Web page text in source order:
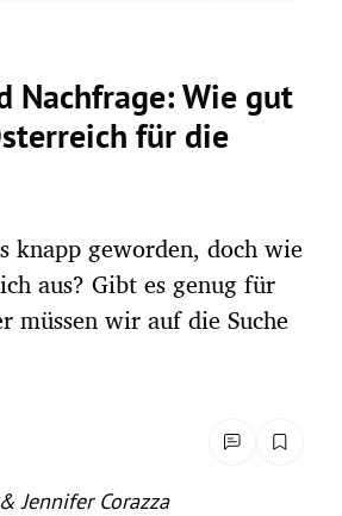
Nachfrage: Wie gut
für die
knapp geworden, doch wie
aus? Gibt es genug für
müssen wir auf die Suche
Jennifer Corazza